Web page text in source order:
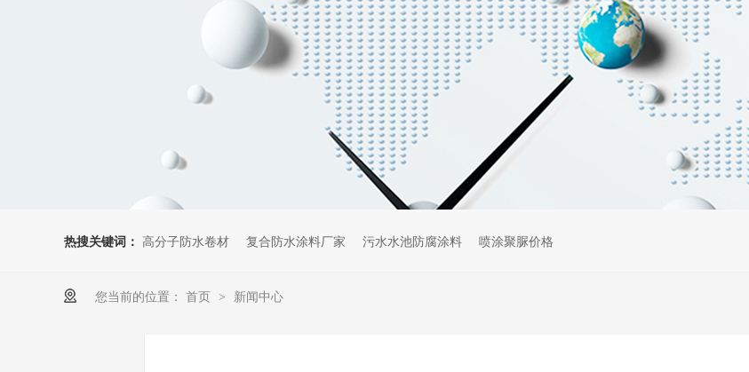
热搜关键词： 高分子防水卷材 复合防水涂料厂家 污水水池防腐涂料 喷涂聚脲价格
您当前的位置： 首页 > 新闻中心